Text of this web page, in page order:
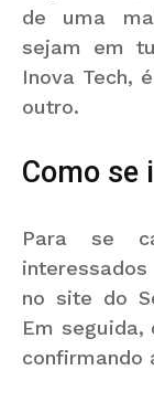
de uma
sejam em
Inova Tech,
outro.
Como se
Para se
no site do
Em
confirmando